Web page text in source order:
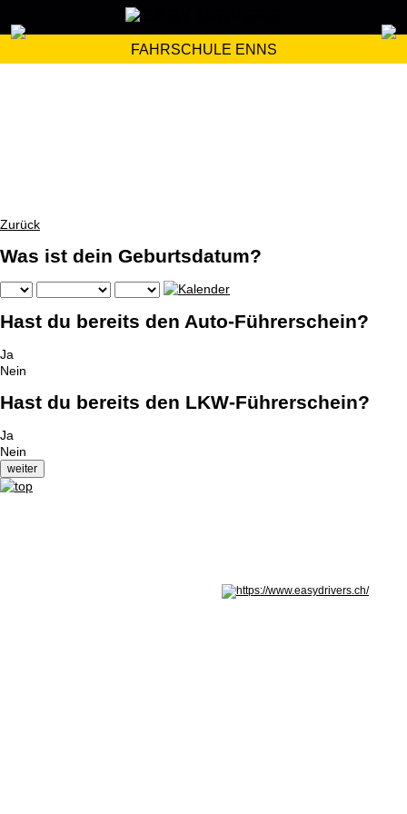
FAHRSCHULE ENNS
Zurück
Was ist dein Geburtsdatum?
Hast du bereits den Auto-Führerschein?
Ja
Nein
Hast du bereits den LKW-Führerschein?
Ja
Nein